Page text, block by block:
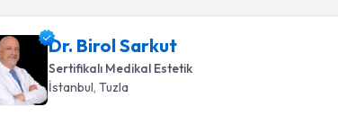
Dr. Birol Sarkut
Sertifikalı Medikal Estetik
İstanbul, Tuzla